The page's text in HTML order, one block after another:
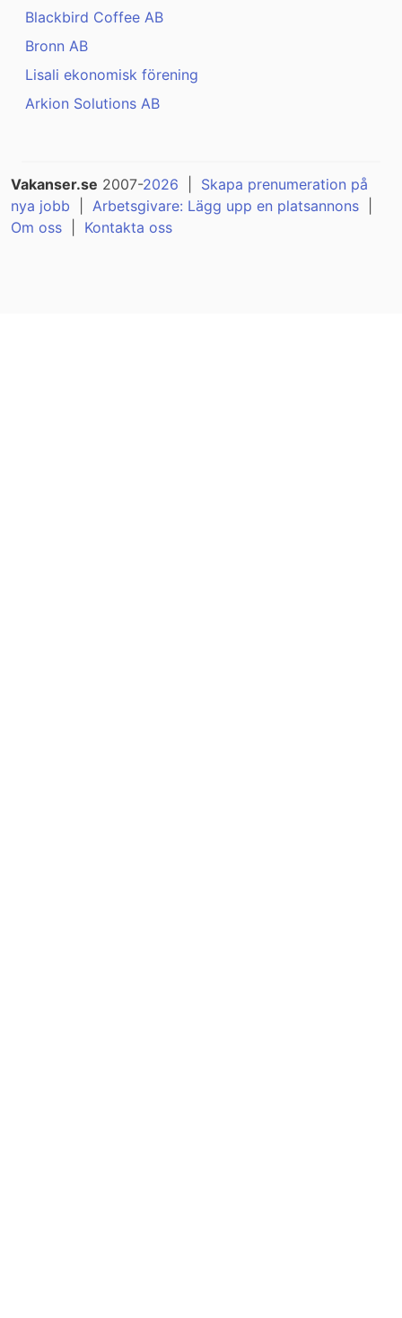
Blackbird Coffee AB
Bronn AB
Lisali ekonomisk förening
Arkion Solutions AB
Vakanser.se 2007-2026
Skapa prenumeration på
nya jobb
Arbetsgivare: Lägg upp en platsannons
Om oss
Kontakta oss